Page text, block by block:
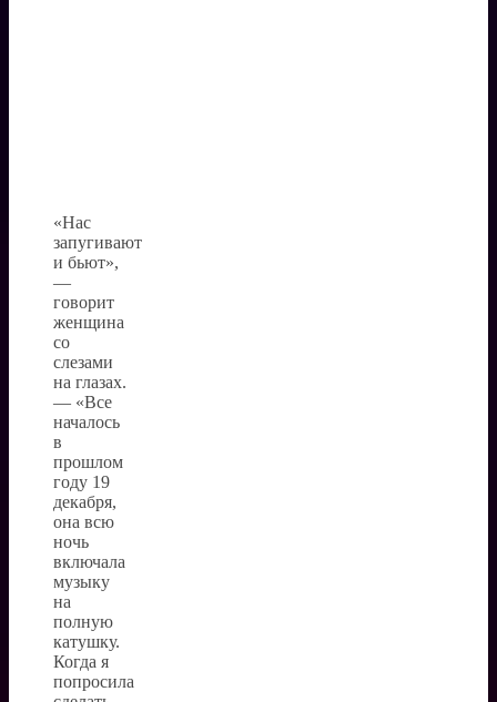
«Нас
запугивают
и бьют»,
—
говорит
женщина
со
слезами
на глазах.
— «Все
началось
в
прошлом
году 19
декабря,
она всю
ночь
включала
музыку
на
полную
катушку.
Когда я
попросила